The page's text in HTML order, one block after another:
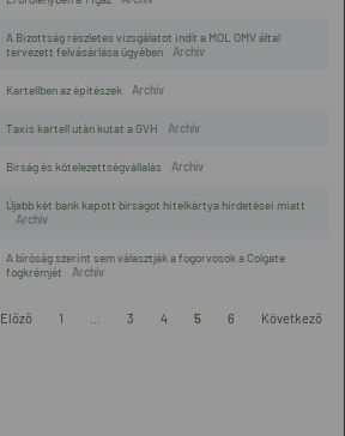
A Bizottság részletes vizsgálatot indít a MOL OMV által
tervezett felvásárlása ügyében
Kartellben az építészek
Taxis kartell után kutat a GVH
Bírság és kötelezettségvállalás
Újabb két bank kapott bírságot hitelkártya hirdetései miatt
A bíróság szerint sem választják a fogorvosok a Colgate
fogkrémjét
Előző 1 3 4 5 6 Következő